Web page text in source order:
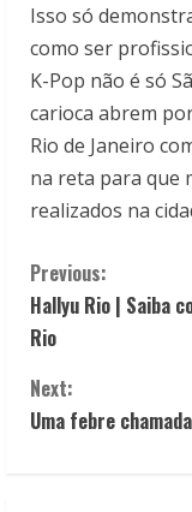
Isso só
como ser
K-Pop não é só
carioca abrem
Rio de Janeiro
na reta para que
realizados na
C
o
n
t
Previous:
Hallyu Rio | Saiba
Rio
Next:
Uma febre